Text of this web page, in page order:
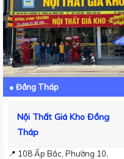
● Đồng Tháp
Nội Thất Giá Kho Đồng
Tháp
📍 108 Ấp Bắc, Phường 10,